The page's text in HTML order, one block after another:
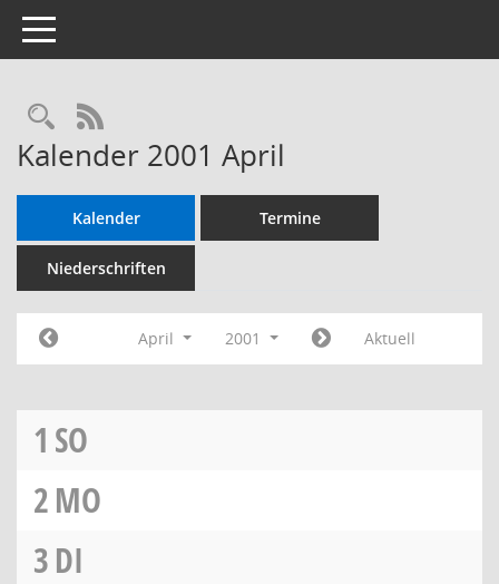
Toggle navigation
RSS-Feed
Kalender 2001 April
Kalender Termine
Niederschriften
April 2001 Aktuell
1 SO
2MO
3DI